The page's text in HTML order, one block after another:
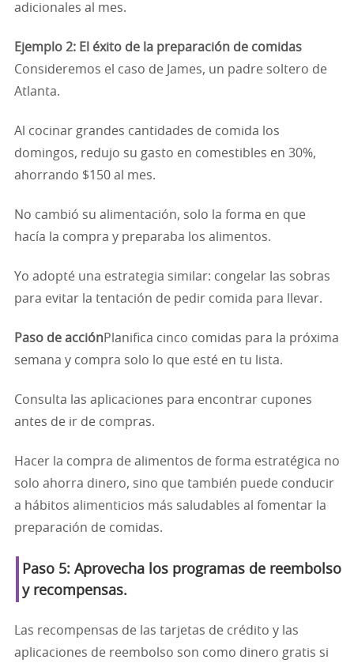
adicionales al mes.
Ejemplo 2: El éxito de la preparación de comidas
Consideremos el caso de James, un padre soltero de
Atlanta.
Al cocinar grandes cantidades de comida los
domingos, redujo su gasto en comestibles en 30%,
ahorrando $150 al mes.
No cambió su alimentación, solo la forma en que
hacía la compra y preparaba los alimentos.
Yo adopté una estrategia similar: congelar las sobras
para evitar la tentación de pedir comida para llevar.
Paso de acciónPlanifica cinco comidas para la próxima
semana y compra solo lo que esté en tu lista.
Consulta las aplicaciones para encontrar cupones
antes de ir de compras.
Hacer la compra de alimentos de forma estratégica no
solo ahorra dinero, sino que también puede conducir
a hábitos alimenticios más saludables al fomentar la
preparación de comidas.
Paso 5: Aprovecha los programas de reembolso
y recompensas.
Las recompensas de las tarjetas de crédito y las
aplicaciones de reembolso son como dinero gratis si